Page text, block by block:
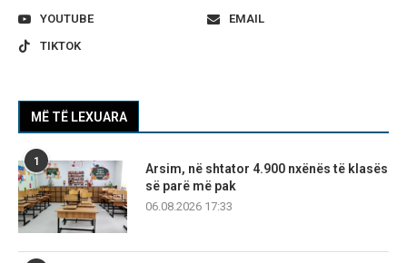
YOUTUBE
EMAIL
TIKTOK
MË TË LEXUARA
1
Arsim, në shtator 4.900 nxënës të klasës
së parë më pak
06.08.2026 17:33